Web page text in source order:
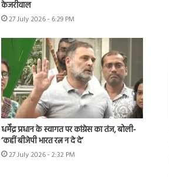
केजरीवाल
27 July 2026 - 6:29 PM
धर्मेंद्र प्रधान के स्वागत पर कांग्रेस का तंज, बोली-
‘कहीं बीजेपी भारत रत्न न दे दे’
27 July 2026 - 2:32 PM